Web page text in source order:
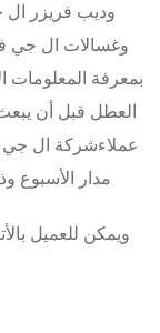
وديب فريزر
وغسالات ال جي
بمعرفة المعلومات
العطل قبل أن
مدار الأسبوع
ويمكن للعميل